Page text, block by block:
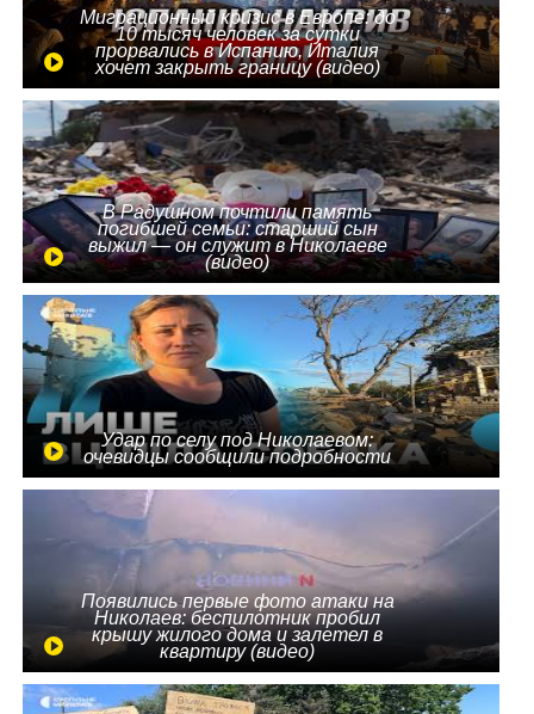
Миграционный кризис в Европе: до
10 тысяч человек за сутки
прорвались в Испанию, Италия
хочет закрыть границу (видео)
В Радушном почтили память
погибшей семьи: старший сын
выжил — он служит в Николаеве
(видео)
Удар по селу под Николаевом:
очевидцы сообщили подробности
Появились первые фото атаки на
Николаев: беспилотник пробил
крышу жилого дома и залетел в
квартиру (видео)